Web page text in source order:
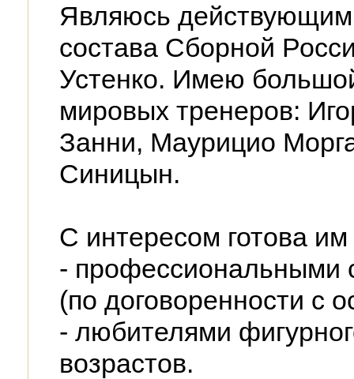
Являюсь действующим
состава Сборной
Устенко. Имею
мировых тренеров:
Занни, Маурицио
Синицын.
С интересом готова
- профессиональными
(по договоренности с
- любителями
возрастов.